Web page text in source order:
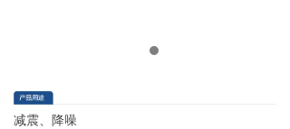
减震、降噪